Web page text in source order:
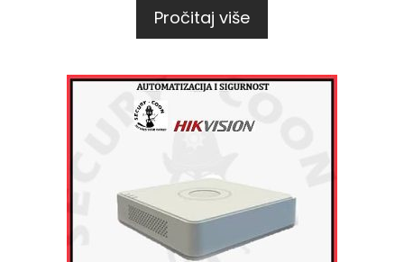
Pročitaj više